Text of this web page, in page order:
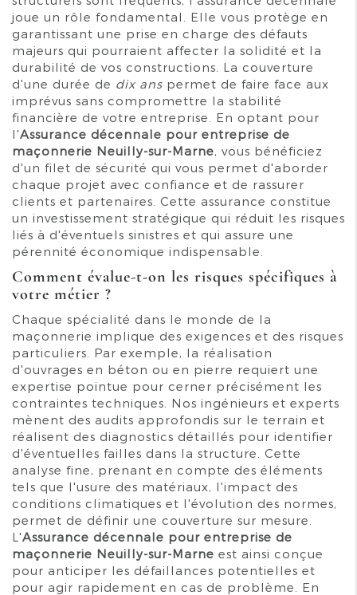
joue un rôle fondamental. Elle vous protège en
garantissant une prise en charge des défauts
majeurs qui pourraient affecter la solidité et la
durabilité de vos constructions. La couverture
d'une durée de dix ans permet de faire face aux
imprévus sans compromettre la stabilité
financière de votre entreprise. En optant pour
l'Assurance décennale pour entreprise de
maçonnerie Neuilly-sur-Marne, vous bénéficiez
d'un filet de sécurité qui vous permet d'aborder
chaque projet avec confiance et de rassurer
clients et partenaires. Cette assurance constitue
un investissement stratégique qui réduit les risques
liés à d'éventuels sinistres et qui assure une
pérennité économique indispensable.
Comment évalue-t-on les risques spécifiques à
votre métier ?
Chaque spécialité dans le monde de la
maçonnerie implique des exigences et des risques
particuliers. Par exemple, la réalisation
d'ouvrages en béton ou en pierre requiert une
expertise pointue pour cerner précisément les
contraintes techniques. Nos ingénieurs et experts
mènent des audits approfondis sur le terrain et
réalisent des diagnostics détaillés pour identifier
d'éventuelles failles dans la structure. Cette
analyse fine, prenant en compte des éléments
tels que l'usure des matériaux, l'impact des
conditions climatiques et l'évolution des normes,
permet de définir une couverture sur mesure.
L'Assurance décennale pour entreprise de
maçonnerie Neuilly-sur-Marne est ainsi conçue
pour anticiper les défaillances potentielles et
pour agir rapidement en cas de problème. En